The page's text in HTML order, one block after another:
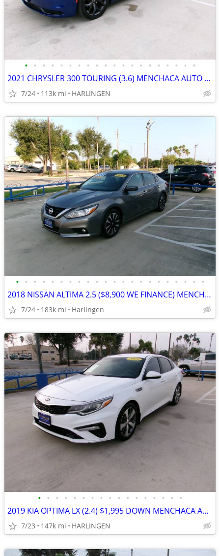
• • • • • • • • • • • • • • • • • • • •
2021 CHRYSLER 300 TOURING (3.6) MENCHACA AUTO SALES
7/24 113k mi HARLINGEN
• • • • • • • • • • • • • • • • • • • • • •
2018 NISSAN ALTIMA 2.5 ($8,900 WE FINANCE) MENCHACA AUTO SALES
7/24 183k mi Harlingen
• • • • • • • • • • • • • • • • •
2019 KIA OPTIMA LX (2.4) $1,995 DOWN MENCHACA AUTO SALES
7/23 147k mi HARLINGEN